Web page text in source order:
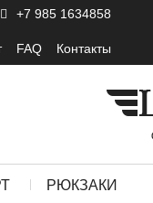
+7 985 1634858
FAQ Контакты
РЮКЗАКИ